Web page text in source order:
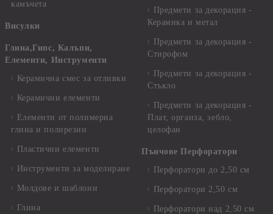
камъчета
Висулки
Глина,Гипс, Калъпи,
Елементи, Инструменти
Керамична смес за отливки
Керамични елементи
Елементи от полимерна
глина и полирезин
Пластични елементи
Инструменти за моделиране
Молдове и шаблони
Глина
Предмети за декорация -
Керамика и метал
Предмети за декорация -
Стирофом
Предмети за декорация -
Стъкло
Предмети за декорация -
Плат, органза, зебло,
целофан
Пънчове Перфоратори
Перфоратори до 2,50 см
Перфоратори 2,50 см
Перфоратори над 2,50 см